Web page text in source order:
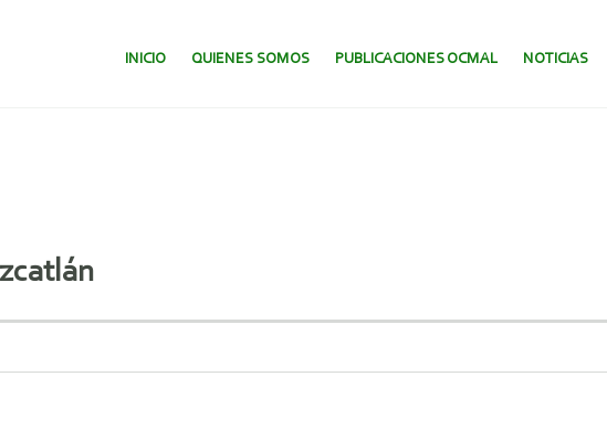
SALTAR AL CONTENIDO.
INICIO QUIENES SOMOS PUBLICACIONES OCMAL NOTICIAS